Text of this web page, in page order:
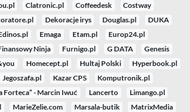
Clatronic.pl Coffeedesk
Costway
Dekoracje irys Douglas.pl
DUKA
Emaga Etam.pl
Europ24.pl
Ninja Furnigo.pl G DATA
Genesis
Homecept.pl Hultaj Polski
Hyperbook.pl
Jegoszafa.pl Kazar CPS
Komputronik.pl
Forteca” - Marcin Iwuć
Lancerto
Limango.pl
MarieZelie.com Marsala-butik
MatrixMedia